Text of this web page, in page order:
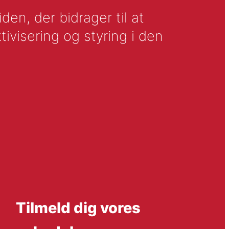
der bidrager til at
og styring i den
Tilmeld dig vores